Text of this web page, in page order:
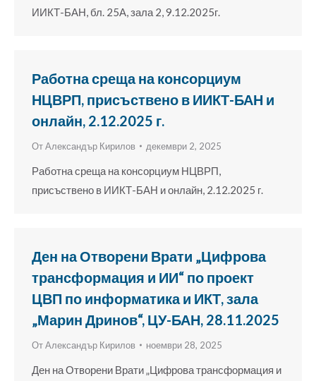
ИИКТ-БАН, бл. 25А, зала 2, 9.12.2025г.
Работна среща на консорциум
НЦВРП, присъствено в ИИКТ-БАН и
онлайн, 2.12.2025 г.
ОтАлександър Кирилов декември 2, 2025
Работна среща на консорциум НЦВРП,
присъствено в ИИКТ-БАН и онлайн, 2.12.2025 г.
Ден на Отворени Врати „Цифрова
трансформация и ИИ“ по проект
ЦВП по информатика и ИКТ, зала
„Марин Дринов“, ЦУ-БАН, 28.11.2025
ОтАлександър Кирилов ноември 28, 2025
Ден на Отворени Врати „Цифрова трансформация и